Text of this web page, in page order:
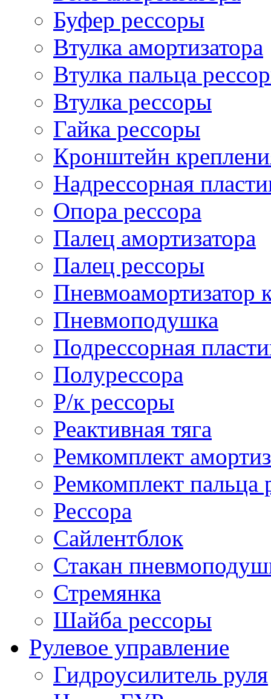
Буфер рессоры
Втулка амортизатора
Втулка пальца
Втулка рессоры
Гайка рессоры
Кронштейн
Надрессорная
Опора рессора
Палец амортизатора
Палец рессоры
Пневмоамортизатор
Пневмоподушка
Подрессорная
Полурессора
Р/к рессоры
Реактивная тяга
Ремкомплект
Ремкомплект пальца
Рессора
Сайлентблок
Стакан
Стремянка
Шайба рессоры
Рулевое управление
Гидроусилитель руля